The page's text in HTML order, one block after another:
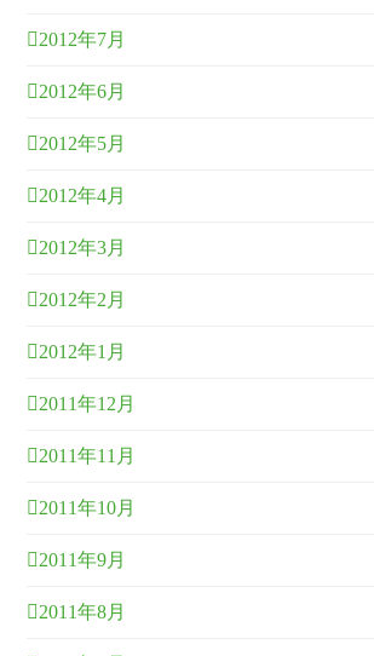
2012年7月
2012年6月
2012年5月
2012年4月
2012年3月
2012年2月
2012年1月
2011年12月
2011年11月
2011年10月
2011年9月
2011年8月